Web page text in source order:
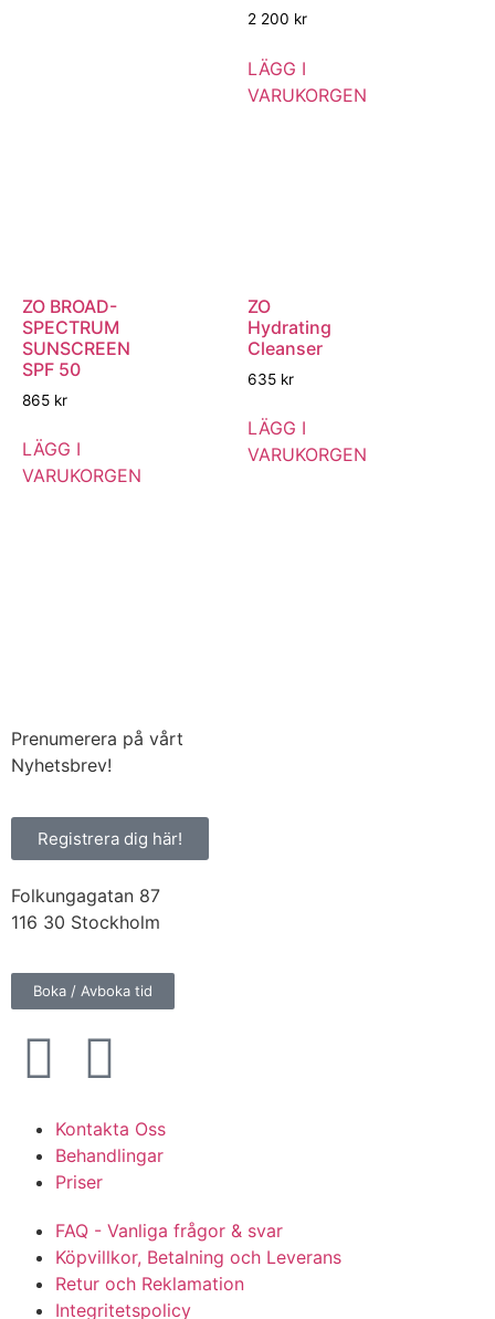
2 200 kr
LÄGG I
VARUKORGEN
ZO BROAD-
SPECTRUM
SUNSCREEN
SPF 50
865 kr
LÄGG I
VARUKORGEN
ZO
Hydrating
Cleanser
635 kr
LÄGG I
VARUKORGEN
Prenumerera på vårt
Nyhetsbrev!
Registrera dig här!
Folkungagatan 87
116 30 Stockholm
Boka / Avboka tid
Kontakta Oss
Behandlingar
Priser
FAQ - Vanliga frågor & svar
Köpvillkor, Betalning och Leverans
Retur och Reklamation
Integritetspolicy